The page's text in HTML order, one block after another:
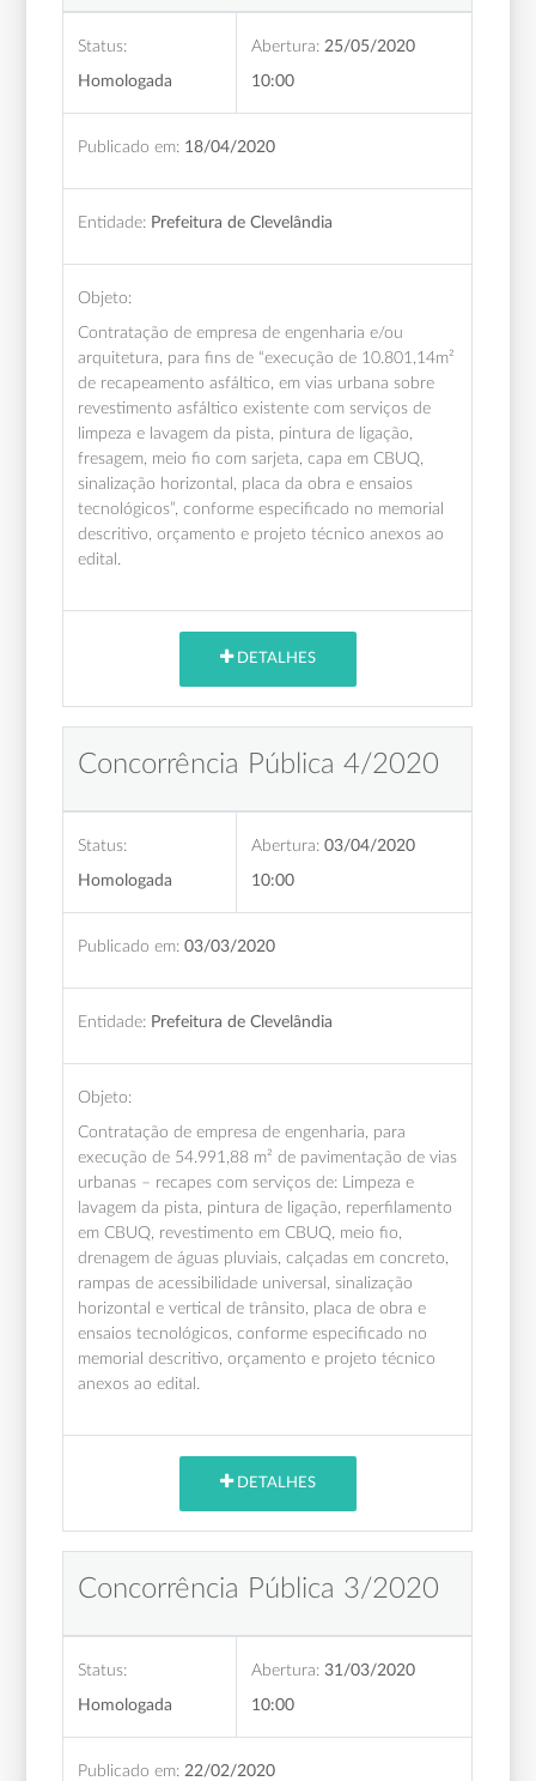
Status:
Homologada
Abertura: 25/05/2020
10:00
Publicado em: 18/04/2020
Entidade: Prefeitura de Clevelândia
Objeto:
Contratação de empresa de engenharia e/ou
arquitetura, para fins de “execução de 10.801,14m²
de recapeamento asfáltico, em vias urbana sobre
revestimento asfáltico existente com serviços de
limpeza e lavagem da pista, pintura de ligação,
fresagem, meio fio com sarjeta, capa em CBUQ,
sinalização horizontal, placa da obra e ensaios
tecnológicos”, conforme especificado no memorial
descritivo, orçamento e projeto técnico anexos ao
edital.
DETALHES
Concorrência Pública 4/2020
Status:
Homologada
Abertura: 03/04/2020
10:00
Publicado em: 03/03/2020
Entidade: Prefeitura de Clevelândia
Objeto:
Contratação de empresa de engenharia, para
execução de 54.991,88 m² de pavimentação de vias
urbanas – recapes com serviços de: Limpeza e
lavagem da pista, pintura de ligação, reperfilamento
em CBUQ, revestimento em CBUQ, meio fio,
drenagem de águas pluviais, calçadas em concreto,
rampas de acessibilidade universal, sinalização
horizontal e vertical de trânsito, placa de obra e
ensaios tecnológicos, conforme especificado no
memorial descritivo, orçamento e projeto técnico
anexos ao edital.
DETALHES
Concorrência Pública 3/2020
Status:
Homologada
Abertura: 31/03/2020
10:00
Publicado em: 22/02/2020